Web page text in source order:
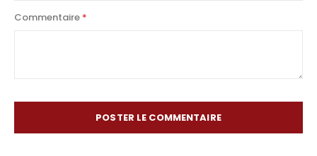
Commentaire
POSTER LE COMMENTAIRE